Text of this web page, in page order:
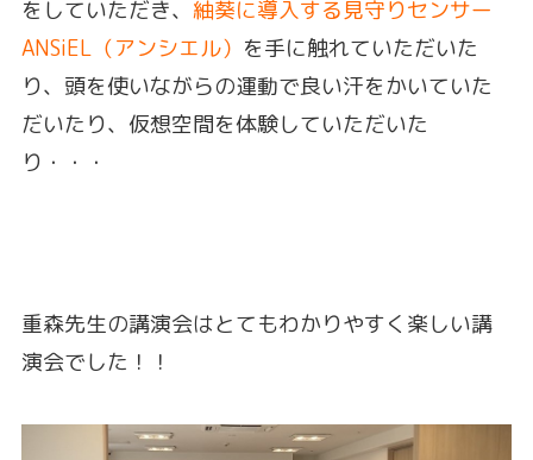
をしていただき、 紬葵に導入する見守りセンサー
ANSiEL（アンシエル） を手に触れていただいた
り、頭を使いながらの運動で良い汗をかいていた
だいたり、仮想空間を体験していただいた
り・・・
重森先生の講演会はとてもわかりやすく楽しい講
演会でした！！